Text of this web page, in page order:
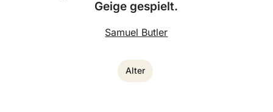
Geige gespielt.
Samuel Butler
Alter